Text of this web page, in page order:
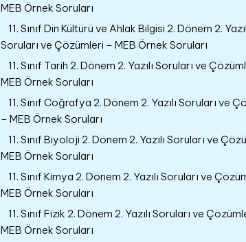
MEB Örnek Soruları
11. Sınıf Din Kültürü ve Ahlak Bilgisi 2. Dönem 2.
Soruları ve Çözümleri – MEB Örnek Soruları
11. Sınıf Tarih 2. Dönem 2. Yazılı Soruları ve
MEB Örnek Soruları
11. Sınıf Coğrafya 2. Dönem 2. Yazılı Soruları ve
– MEB Örnek Soruları
11. Sınıf Biyoloji 2. Dönem 2. Yazılı Soruları ve
MEB Örnek Soruları
11. Sınıf Kimya 2. Dönem 2. Yazılı Soruları ve
MEB Örnek Soruları
11. Sınıf Fizik 2. Dönem 2. Yazılı Soruları ve
MEB Örnek Soruları